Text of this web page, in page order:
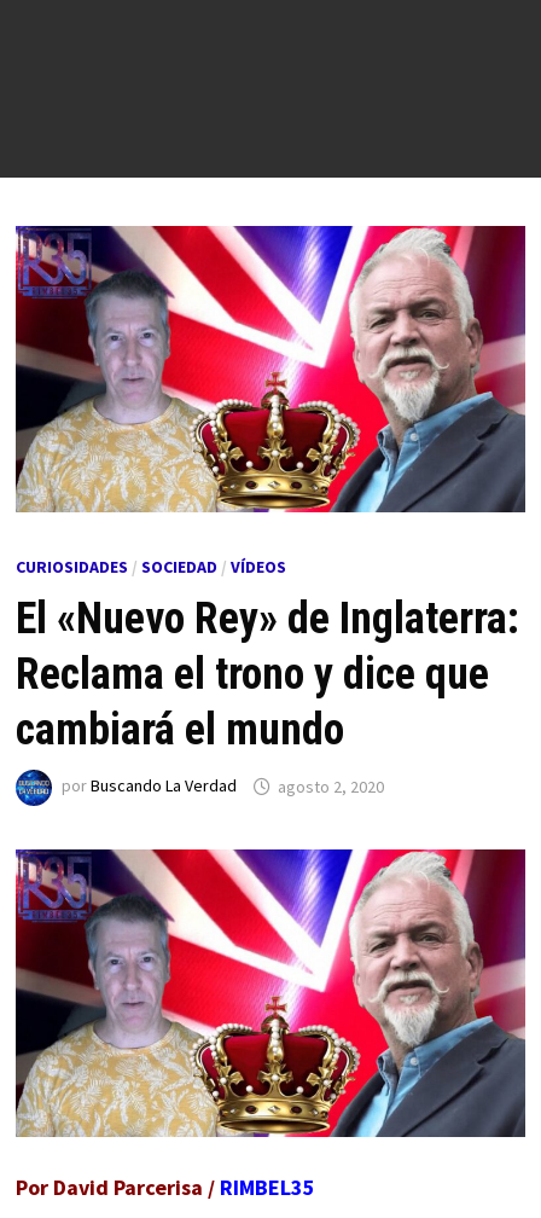
CURIOSIDADES / SOCIEDAD / VÍDEOS
El «Nuevo Rey» de Inglaterra:
Reclama el trono y dice que
cambiará el mundo
porBuscando La Verdad agosto 2, 2020
Por David Parcerisa / RIMBEL35